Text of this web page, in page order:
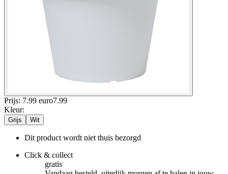
Prijs: 7.99 euro7.99
Kleur:
Grijs Wit
Dit product wordt niet thuis bezorgd
Click & collect
gratis